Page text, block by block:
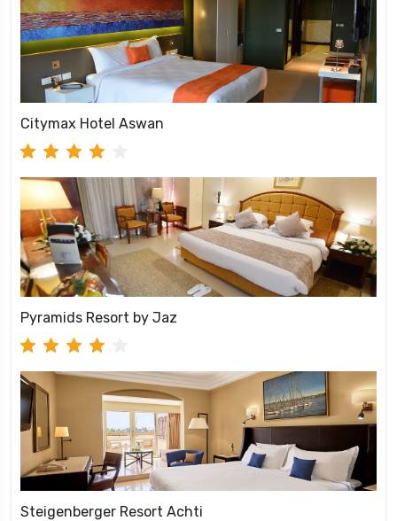
Citymax Hotel Aswan
Pyramids Resort by Jaz
Steigenberger Resort Achti